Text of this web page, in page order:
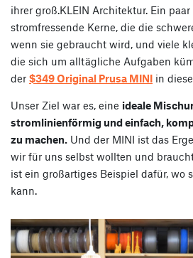
ihrer groß.KLEIN Architektur. Ein
stromfressende Kerne, die die
wenn sie gebraucht wird, und viele
die sich um alltägliche Aufgaben
der $349 Original Prusa MINI in
Unser Ziel war es, eine ideale
stromlinienförmig und einfach,
zu machen. Und der MINI ist das
wir für uns selbst wollten und
ist ein großartiges Beispiel dafür, wo
kann.